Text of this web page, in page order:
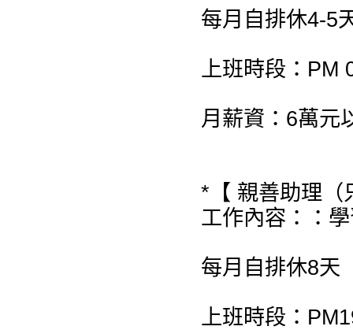
每月自排休4-5
上班時段：PM
月薪資：6萬元
*【 親善助理（
工作內容：：
每月自排休8天
上班時段：